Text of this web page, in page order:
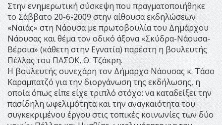
Στην ενημερωτική σύσκεψη που πραγματοποιήθηκε
το Σάββατο 20-6-2009 στην αίθουσα εκδηλώσεων
«Ναϊάς» στη Νάουσα με πρωτοβουλία του Δημάρχου
Νάουσας και θέμα τον οδικό άξονα «Σκύδρα-Νάουσα-
Βέροια» (κάθετη στην Εγνατία) παρέστη η βουλευτής
Πέλλας του ΠΑΣΟΚ, Θ. Τζάκρη.
Η βουλευτής συνεχάρη τον Δήμαρχο Νάουσας κ. Τάσο
Καραμπατζό για την διοργάνωση της εκδήλωσης, η
οποία όπως είπε είχε τριπλό στόχο: να καταδείξει την
πασίδηλη ωφελιμότητα και την αναγκαιότητα του
συγκεκριμένου έργου στις τοπικές κοινωνίες των δύο